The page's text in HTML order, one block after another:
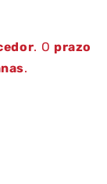
. O prazo
.